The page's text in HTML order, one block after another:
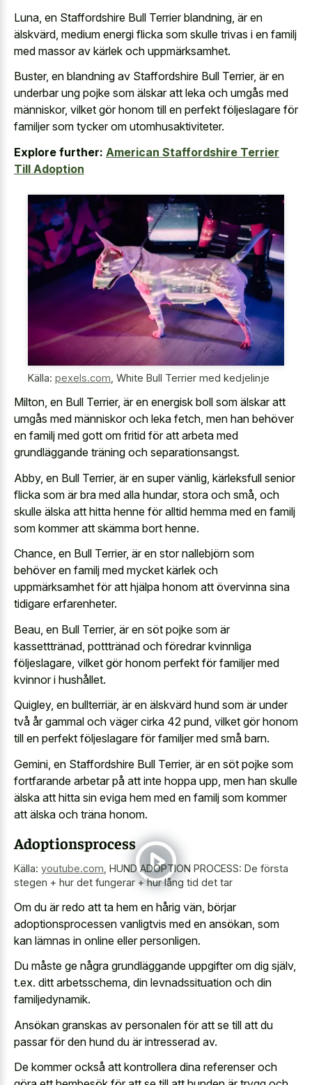
Luna, en Staffordshire Bull Terrier blandning, är en
älskvärd, medium energi flicka som skulle trivas i en familj
med massor av kärlek och uppmärksamhet.
Buster, en blandning av Staffordshire Bull Terrier, är en
underbar ung pojke som älskar att leka och umgås med
människor, vilket gör honom till en perfekt följeslagare för
familjer som tycker om utomhusaktiviteter.
Explore further: American Staffordshire Terrier
Till Adoption
Källa: pexels.com White Bull Terrier med kedjelinje
Milton, en Bull Terrier, är en energisk boll som älskar att
umgås med människor och leka fetch, men han behöver
en familj med gott om fritid för att arbeta med
grundläggande träning och separationsangst.
Abby, en Bull Terrier, är en super vänlig, kärleksfull senior
flicka som är bra med alla hundar, stora och små, och
skulle älska att hitta henne för alltid hemma med en familj
som kommer att skämma bort henne.
Chance, en Bull Terrier, är en stor nallebjörn som
behöver en familj med mycket kärlek och
uppmärksamhet för att hjälpa honom att övervinna sina
tidigare erfarenheter.
Beau, en Bull Terrier, är en söt pojke som är
kassetttränad, potttränad och föredrar kvinnliga
följeslagare, vilket gör honom perfekt för familjer med
kvinnor i hushållet.
Quigley, en bullterriär, är en älskvärd hund som är under
två år gammal och väger cirka 42 pund, vilket gör honom
till en perfekt följeslagare för familjer med små barn.
Gemini, en Staffordshire Bull Terrier, är en söt pojke som
fortfarande arbetar på att inte hoppa upp, men han skulle
älska att hitta sin eviga hem med en familj som kommer
att älska och träna honom.
Adoptionsprocess
Källa: youtube.com, HUND ADOPTION PROCESS: De första
stegen + hur det fungerar + hur lång tid det tar
Om du är redo att ta hem en hårig vän, börjar
adoptionsprocessen vanligtvis med en ansökan, som
kan lämnas in online eller personligen.
Du måste ge några grundläggande uppgifter om dig själv,
t.ex. ditt arbetsschema, din levnadssituation och din
familjedynamik.
Ansökan granskas av personalen för att se till att du
passar för den hund du är intresserad av.
De kommer också att kontrollera dina referenser och